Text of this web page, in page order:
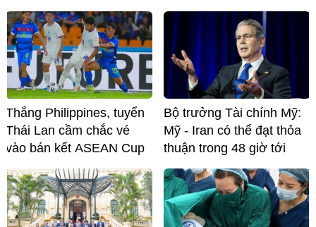
Thắng Philippines, tuyển
Thái Lan cầm chắc vé
vào bán kết ASEAN Cup
Bộ trưởng Tài chính Mỹ:
Mỹ - Iran có thể đạt thỏa
thuận trong 48 giờ tới